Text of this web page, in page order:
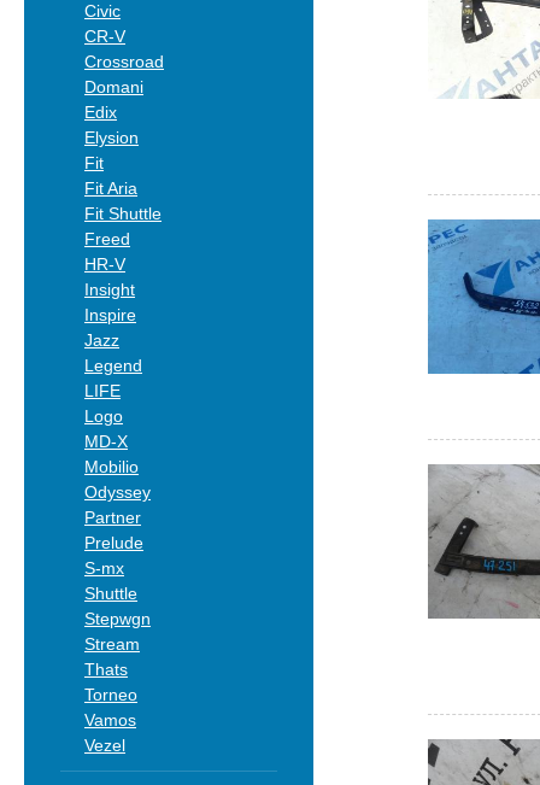
Civic
CR-V
Crossroad
Domani
Edix
Elysion
Fit
Fit Aria
Fit Shuttle
Freed
HR-V
Insight
Inspire
Jazz
Legend
LIFE
Logo
MD-X
Mobilio
Odyssey
Partner
Prelude
S-mx
Shuttle
Stepwgn
Stream
Thats
Torneo
Vamos
Vezel